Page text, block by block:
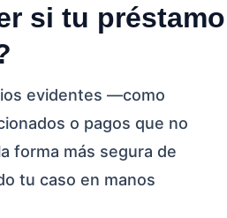
si tu préstamo
evidentes —como
o pagos que no
forma más segura de
tu caso en manos